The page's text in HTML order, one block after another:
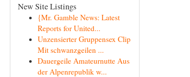
New Site Listings
{Mr. Gamble News: Latest
Reports for United...
Unzensierter Gruppensex Clip
Mit schwanzgeilen ...
Dauergeile Amateurnutte Aus
der Alpenrepublik w...